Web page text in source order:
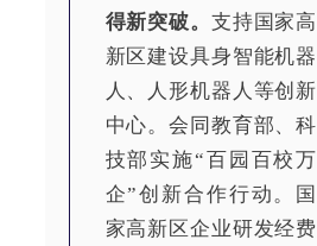
得新突破。 支持国家高
新区建设具身智能机器
人、人形机器人等创新
中心。会同教育部、科
技部实施“百园百校万
企”创新合作行动。国
家高新区企业研发经费